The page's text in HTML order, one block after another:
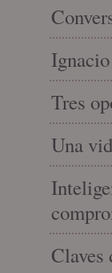
Tres
Una
Claves